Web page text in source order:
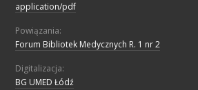
application/pdf
Powiązania:
Forum Bibliotek Medycznych R. 1 nr 2
Digitalizacja:
BG UMED Łódź